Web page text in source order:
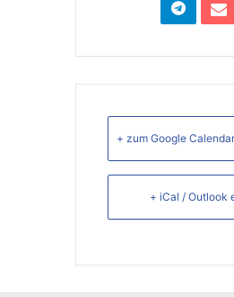
+ zum Google
+ iCal / Outlook